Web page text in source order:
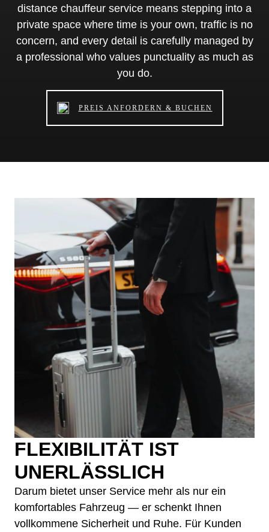
distance chauffeur service means stepping into a
private space where time is your own, traffic is no
concern, and every detail is carefully managed by
a professional who values punctuality as much as
you do.
PREIS ANFORDERN & BUCHEN
FLEXIBILITÄT IST
UNERLÄSSLICH
Darum bietet unser Service mehr als nur ein
komfortables Fahrzeug — er schenkt Ihnen
vollkommene Sicherheit und Ruhe. Für Kunden